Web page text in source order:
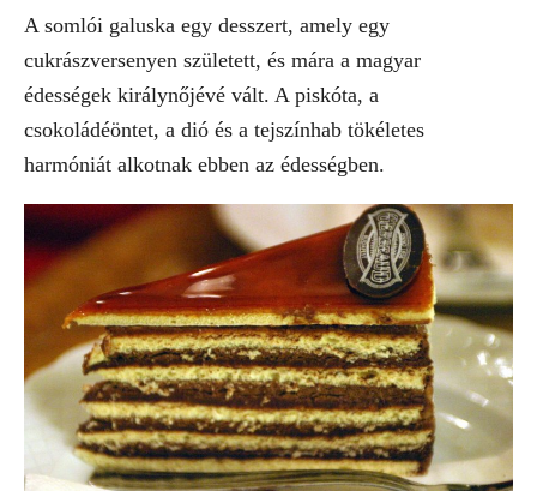
A somlói galuska egy desszert, amely egy
cukrászversenyen született, és mára a magyar
édességek királynőjévé vált. A piskóta, a
csokoládéöntet, a dió és a tejszínhab tökéletes
harmóniát alkotnak ebben az édességben.